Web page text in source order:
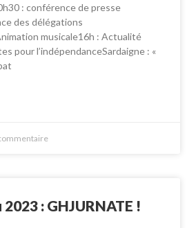
: conférence de presse
des délégations
musicale16h : Actualité
pour l’indépendanceSardaigne : «
2023 : GHJURNATE !